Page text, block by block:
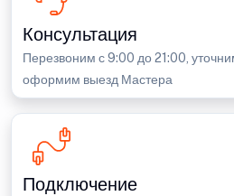
Консультация
Перезвоним с 9:00 до 21:00,
оформим выезд Мастера
Подключение